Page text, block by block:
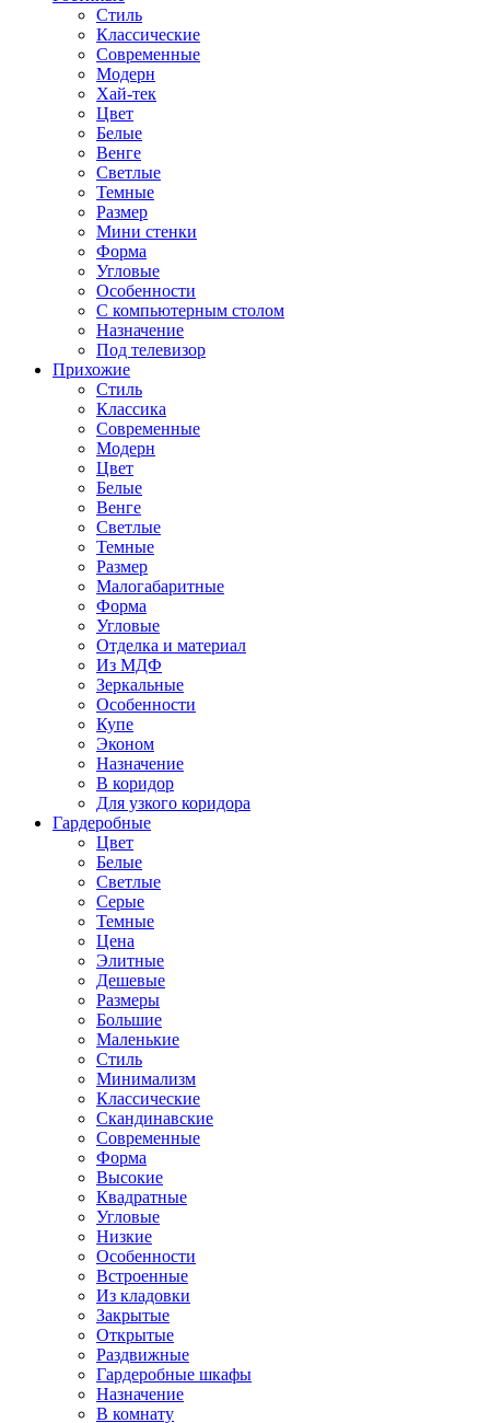
Стиль
Классические
Современные
Модерн
Хай-тек
Цвет
Белые
Венге
Светлые
Темные
Размер
Мини стенки
Форма
Угловые
Особенности
С компьютерным столом
Назначение
Под телевизор
Прихожие
Стиль
Классика
Современные
Модерн
Цвет
Белые
Венге
Светлые
Темные
Размер
Малогабаритные
Форма
Угловые
Отделка и материал
Из МДФ
Зеркальные
Особенности
Купе
Эконом
Назначение
В коридор
Для узкого коридора
Гардеробные
Цвет
Белые
Светлые
Серые
Темные
Цена
Элитные
Дешевые
Размеры
Большие
Маленькие
Стиль
Минимализм
Классические
Скандинавские
Современные
Форма
Высокие
Квадратные
Угловые
Низкие
Особенности
Встроенные
Из кладовки
Закрытые
Открытые
Раздвижные
Гардеробные шкафы
Назначение
В комнату